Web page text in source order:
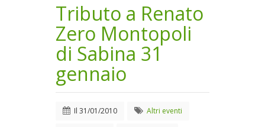
Tributo a Renato
Zero Montopoli
di Sabina 31
gennaio
Il 31/01/2010 Altri eventi